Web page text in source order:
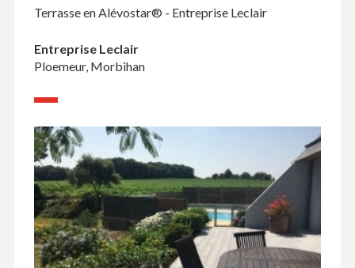
Terrasse en Alévostar® - Entreprise Leclair
Entreprise Leclair
Ploemeur, Morbihan